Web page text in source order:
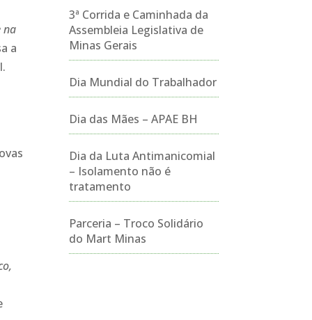
na
a
3ª Corrida e Caminhada da
Assembleia Legislativa de
Minas Gerais
Dia Mundial do Trabalhador
Dia das Mães – APAE BH
Dia da Luta Antimanicomial
– Isolamento não é
tratamento
Parceria – Troco Solidário
do Mart Minas